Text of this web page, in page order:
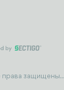
права защищены..